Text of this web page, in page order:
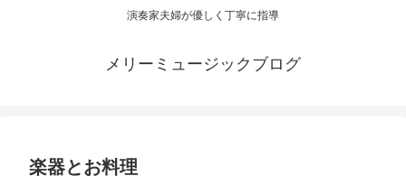
演奏家夫婦が優しく丁寧に指導
メリーミュージックブログ
楽器とお料理